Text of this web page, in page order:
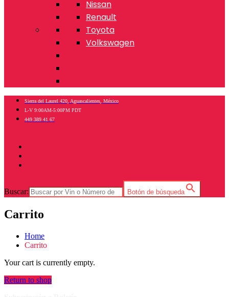
Nissan
Renault
Toyota
Volkswagen
Sierra del Laurel 420, Aguascalientes, México
L-V 9:00AM-5:00PM PDT
449 389 41 67
Buscar: Botón de búsqueda
Carrito
Home
Carrito
Your cart is currently empty.
Return to shop